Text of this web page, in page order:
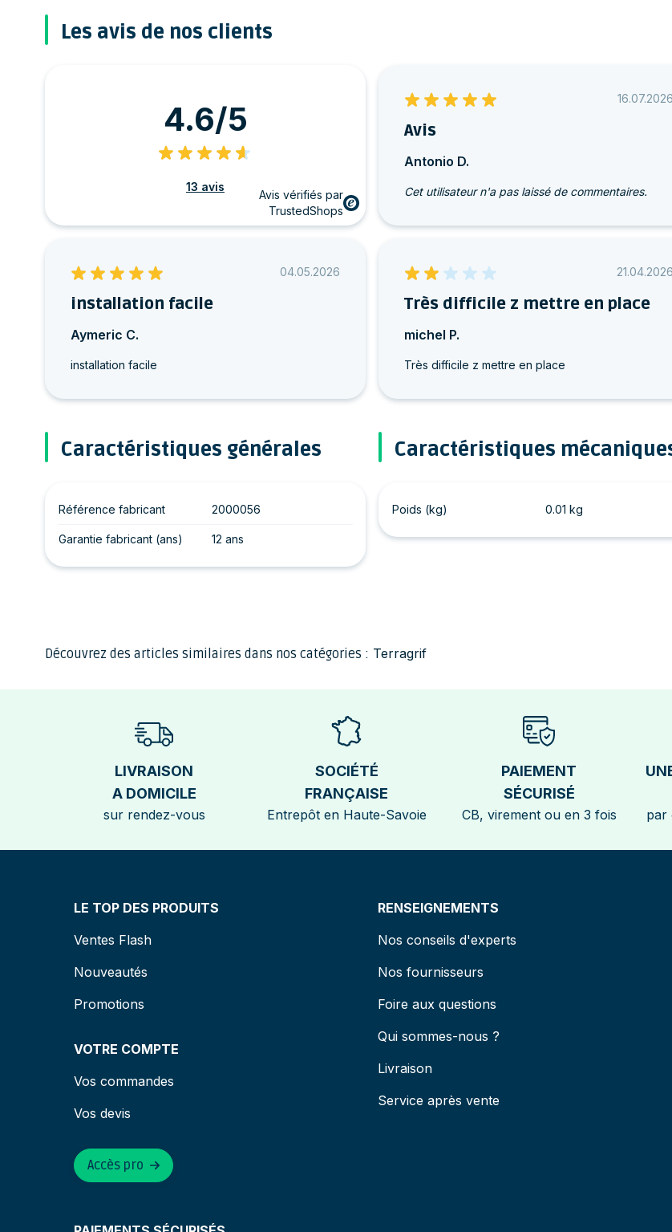
Les avis de nos clients
4.6/5
13 avis
Avis vérifiés par
TrustedShops
16.07.2026
Avis
Antonio D.
Cet utilisateur n'a pas laissé de commentaires.
04.05.2026
installation facile
Aymeric C.
installation facile
21.04.2026
Très difficile z mettre en place
michel P.
Très difficile z mettre en place
Caractéristiques générales
Référence fabricant 2000056
Garantie fabricant (ans) 12 ans
Caractéristiques
Poids (kg) 0.01 kg
Découvrez des articles similaires dans nos catégories : Terragrif
LIVRAISON
A DOMICILE
sur rendez-vous
SOCIÉTÉ
FRANÇAISE
Entrepôt en Haute-Savoie
PAIEMENT
SÉCURISÉ
CB, virement ou en 3 fois par
LE TOP DES PRODUITS
Ventes Flash
Nouveautés
Promotions
VOTRE COMPTE
Vos commandes
Vos devis
RENSEIGNEMENTS
Nos conseils d'experts
Nos fournisseurs
Foire aux questions
Qui sommes-nous ?
Livraison
Service après vente
Accès pro